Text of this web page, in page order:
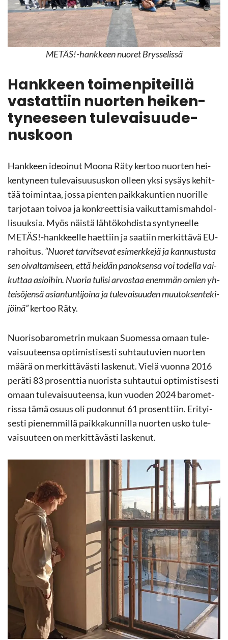
METÄS!-​hankkeen nuo­ret Brys­se­lis­sä
Hank­keen toi­men­pi­teil­lä
vas­tat­tiin nuor­ten hei­ken­
ty­nee­seen tu­le­vai­suu­de­
nus­koon
Hank­keen ideoi­nut Moona Räty ker­too nuor­ten hei­
ken­ty­neen tu­le­vai­suusus­kon ol­leen yksi sy­säys ke­hit­
tää toi­min­taa, jossa pien­ten paik­ka­kun­tien nuo­ril­le
tar­jo­taan toi­voa ja kon­kreet­ti­sia vai­kut­ta­mis­mah­dol­
li­suuk­sia. Myös näis­tä läh­tö­koh­dis­ta syn­ty­neel­le
METÄS!-​hankkeelle haet­tiin ja saa­tiin mer­kit­tä­vä EU-​
rahoitus. “Nuo­ret tar­vit­se­vat esi­merk­ke­jä ja kan­nus­tus­ta
sen oi­val­ta­mi­seen, että hei­dän pa­nok­sen­sa voi to­del­la vai­
kut­taa asioi­hin. Nuo­ria tu­li­si ar­vos­taa enem­män omien yh­
tei­sö­jen­sä asian­tun­ti­joi­na ja tu­le­vai­suu­den muu­tok­sen­te­ki­
jöi­nä”ker­too Räty.
Nuo­ri­so­ba­ro­met­rin mu­kaan Suo­mes­sa omaan tu­le­
vai­suu­teen­sa op­ti­mis­ti­ses­ti suh­tau­tu­vien nuor­ten
määrä on mer­kit­tä­väs­ti las­ke­nut. Vielä vuon­na 2016
pe­rä­ti 83 pro­sent­tia nuo­ris­ta suh­tau­tui op­ti­mis­ti­ses­ti
omaan tu­le­vai­suu­teen­sa, kun vuo­den 2024 ba­ro­met­
ris­sa tämä osuus oli pu­don­nut 61 pro­sent­tiin. Eri­tyi­
ses­ti pie­nem­mil­lä paik­ka­kun­nil­la nuor­ten usko tu­le­
vai­suu­teen on mer­kit­tä­väs­ti las­ke­nut.